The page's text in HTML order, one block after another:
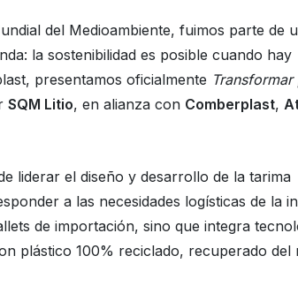
del Medioambiente, fuimos parte de
la sostenibilidad es posible cuando hay
presentamos oficialmente Transformar
SQM Litio, en alianza con Comberplast,
liderar el diseño y desarrollo de la tarima
a las necesidades logísticas de la
de importación, sino que integra
plástico 100% reciclado, recuperado del